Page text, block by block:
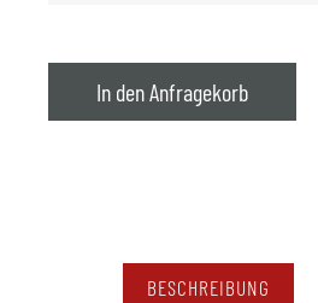
In den Anfragekorb
BESCHREIBUNG